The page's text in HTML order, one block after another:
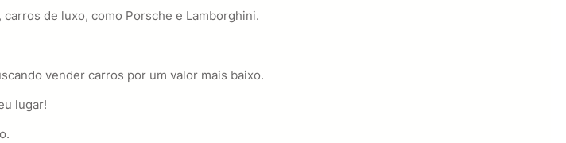
de luxo, como Porsche e Lamborghini.
vender carros por um valor mais baixo.
lugar!